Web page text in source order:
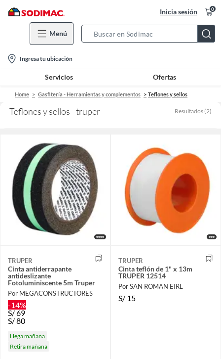
Inicia sesión 0
Menú
Bar
location-
icon
Ingresa tu ubicación
Servicios Ofertas
Home Gasfitería - Herramientas y complementos Teflones y sellos
Teflones y sellos - truper Resultados (2)
TRUPER
Cinta antiderrapante
antideslizante
Fotoluminiscente 5m Truper
Por MEGACONSTRUCTORES
-14%
S/69
S/80
Llega mañana
Retira mañana
TRUPER
Cinta teflón de 1" x 13m
TRUPER 12514
Por SAN ROMAN EIRL
S/ 15